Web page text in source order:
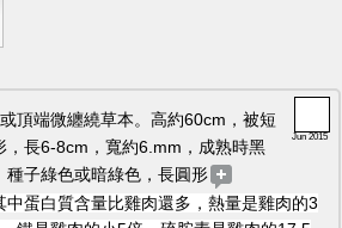
Jun 2015
或頂端微纏繞草本。高約60cm，被短
，長6-8cm，寬約6.mm，成熟時黑
種子綠色或暗綠色，長圓形
中蛋白質含量比雞肉還多，熱量是雞肉的3